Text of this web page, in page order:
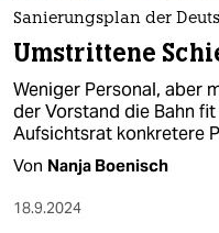
Sanierungsplan der
Umstrittene
Weniger Personal, aber
der Vorstand die Bahn
Aufsichtsrat konkretere
Von Nanja Boenisch
18.9.2024